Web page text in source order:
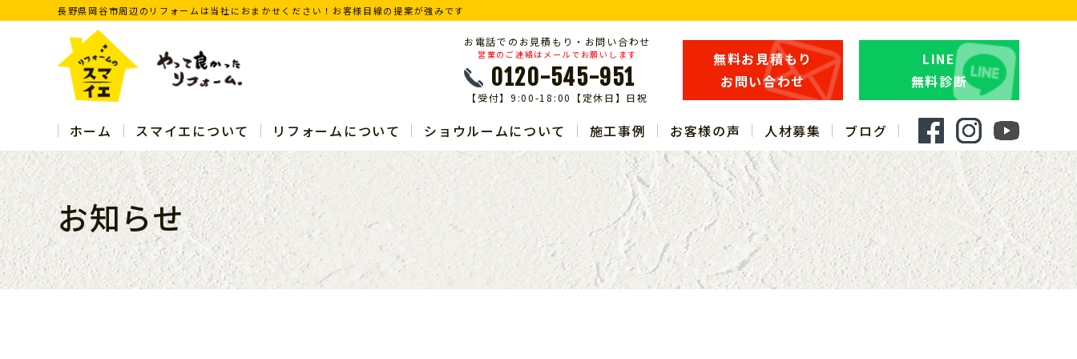
長野県岡谷市周辺のリフォームは当社におまかせください！お客様目線の提案が強みです
お電話でのお見積もり・お問い合わせ
営業のご連絡はメールでお願いします
0120-545-951
【受付】9:00-18:00【定休日】日祝
無料お見積もり
お問い合わせ
LINE
無料診断
ホーム スマイエについて リフォームについて ショウルームについて 施工事例 お客様の声 人材募集 ブログ
お知らせ